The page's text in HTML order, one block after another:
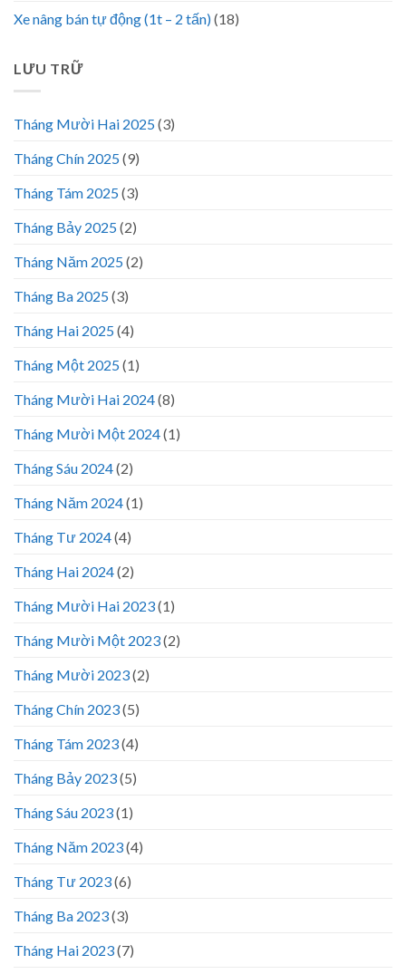
Xe nâng bán tự động (1t – 2 tấn)(18)
LƯU TRỮ
Tháng Mười Hai 2025(3)
Tháng Chín 2025(9)
Tháng Tám 2025(3)
Tháng Bảy 2025(2)
Tháng Năm 2025(2)
Tháng Ba 2025(3)
Tháng Hai 2025(4)
Tháng Một 2025(1)
Tháng Mười Hai 2024(8)
Tháng Mười Một 2024(1)
Tháng Sáu 2024(2)
Tháng Năm 2024(1)
Tháng Tư 2024(4)
Tháng Hai 2024(2)
Tháng Mười Hai 2023(1)
Tháng Mười Một 2023(2)
Tháng Mười 2023(2)
Tháng Chín 2023(5)
Tháng Tám 2023(4)
Tháng Bảy 2023(5)
Tháng Sáu 2023(1)
Tháng Năm 2023(4)
Tháng Tư 2023(6)
Tháng Ba 2023(3)
Tháng Hai 2023(7)